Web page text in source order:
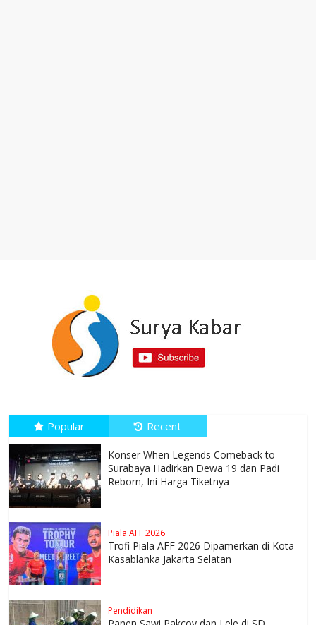
Popular Recent
Konser When Legends Comeback to
Surabaya Hadirkan Dewa 19 dan Padi
Reborn, Ini Harga Tiketnya
Piala AFF 2026
Trofi Piala AFF 2026 Dipamerkan di Kota
Kasablanka Jakarta Selatan
Pendidikan